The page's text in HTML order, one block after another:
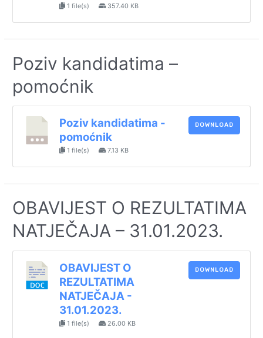
1 file(s) 357.40 KB
Poziv kandidatima –
pomoćnik
Poziv kandidatima -
pomoćnik
1 file(s) 7.13 KB
DOWNLOAD
OBAVIJEST O REZULTATIMA
NATJEČAJA – 31.01.2023.
OBAVIJEST O
REZULTATIMA
NATJEČAJA -
31.01.2023.
1 file(s) 26.00 KB
DOWNLOAD